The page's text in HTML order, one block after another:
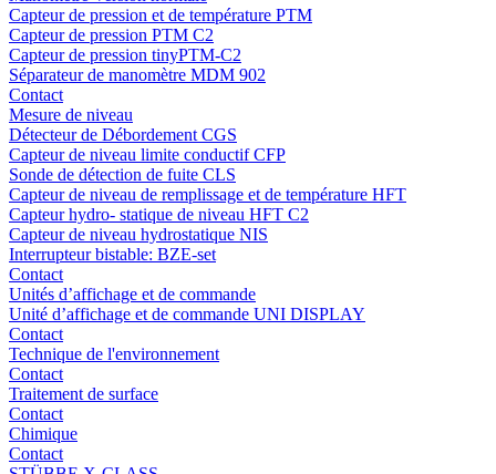
Capteur de pression et de température PTM
Capteur de pression PTM C2
Capteur de pression tinyPTM-C2
Séparateur de manomètre MDM 902
Contact
Mesure de niveau
Détecteur de Débordement CGS
Capteur de niveau limite conductif CFP
Sonde de détection de fuite CLS
Capteur de niveau de remplissage et de température HFT
Capteur hydro- statique de niveau HFT C2
Capteur de niveau hydrostatique NIS
Interrupteur bistable: BZE-set
Contact
Unités d’affichage et de commande
Unité d’affichage et de commande UNI DISPLAY
Contact
Technique de l'environnement
Contact
Traitement de surface
Contact
Chimique
Contact